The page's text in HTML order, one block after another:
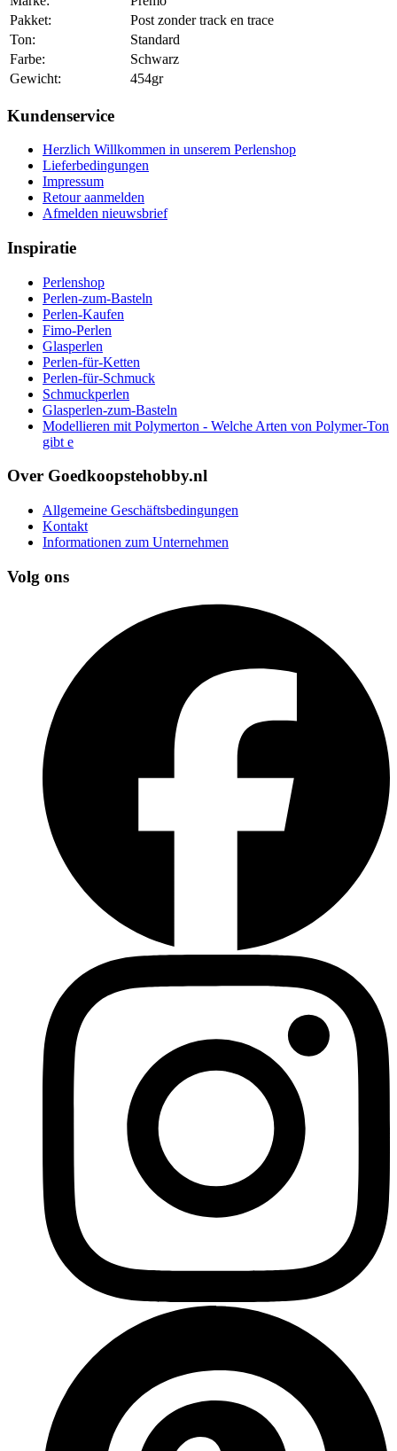
Pakket:
Post zonder track en trace
Ton:
Standard
Farbe:
Schwarz
Gewicht:
454gr
Kundenservice
Herzlich Willkommen in unserem Perlenshop
Lieferbedingungen
Impressum
Retour aanmelden
Afmelden nieuwsbrief
Inspiratie
Perlenshop
Perlen-zum-Basteln
Perlen-Kaufen
Fimo-Perlen
Glasperlen
Perlen-für-Ketten
Perlen-für-Schmuck
Schmuckperlen
Glasperlen-zum-Basteln
Modellieren mit Polymerton - Welche Arten von Polymer-Ton
gibt e
Over Goedkoopstehobby.nl
Allgemeine Geschäftsbedingungen
Kontakt
Informationen zum Unternehmen
Volg ons